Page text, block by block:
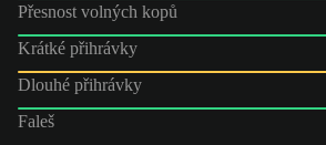
Přesnost volných kopů
Krátké přihrávky
Dlouhé přihrávky
Faleš